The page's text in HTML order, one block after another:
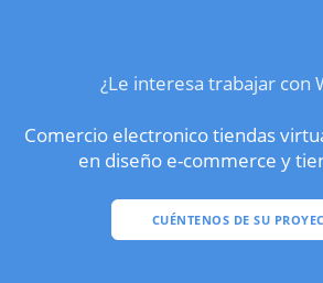
¿Le interesa trabajar con
Comercio electronico tiendas
en diseño e-commerce y
CUÉNTENOS DE SU